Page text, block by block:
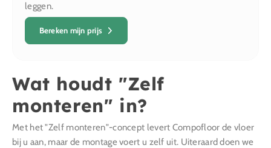
leggen.
Bereken mijn prijs
Wat houdt "Zelf
monteren" in?
Met het "Zelf monteren"-concept levert Compofloor de vloer
bij u aan, maar de montage voert u zelf uit. Uiteraard doen we